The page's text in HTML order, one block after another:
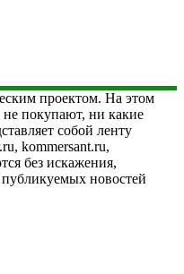
проектом. На этом
не покупают, ни какие
собой ленту
kommersant.ru,
без искажения,
публикуемых новостей